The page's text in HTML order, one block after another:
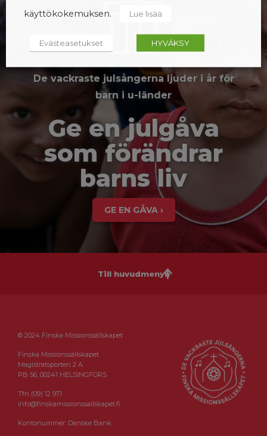
De vackraste julsångerna ljuder i år för
barn i u-länder
Ge en julgåva
som förändrar
barns liv
GE EN GÅVA ›
Till huvudmenyn
© 2024 Finska Missionssällskapet
Finska Missionssällskapet
Magistratsporten 2 A
PB 56, 00241 HELSINGFORS
Tfn (09) 12 971
info@finskamissionssallskapet.fi
Kontonummer: Danske Bank
käyttökokemuksen.
Lue lisää
Evästeasetukset HYVÄKSY